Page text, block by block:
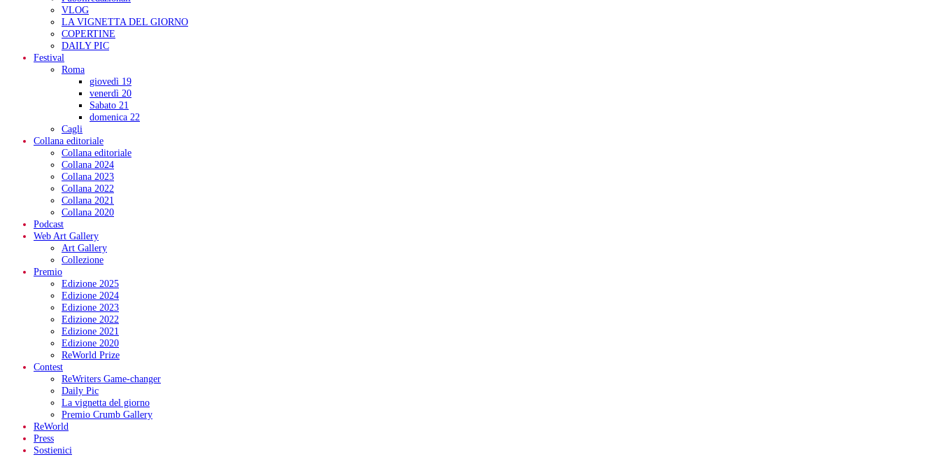
VLOG
LA VIGNETTA DEL GIORNO
COPERTINE
DAILY PIC
Festival
Roma
giovedì 19
venerdì 20
Sabato 21
domenica 22
Cagli
Collana editoriale
Collana editoriale
Collana 2024
Collana 2023
Collana 2022
Collana 2021
Collana 2020
Podcast
Web Art Gallery
Art Gallery
Collezione
Premio
Edizione 2025
Edizione 2024
Edizione 2023
Edizione 2022
Edizione 2021
Edizione 2020
ReWorld Prize
Contest
ReWriters Game-changer
Daily Pic
La vignetta del giorno
Premio Crumb Gallery
ReWorld
Press
Sostienici